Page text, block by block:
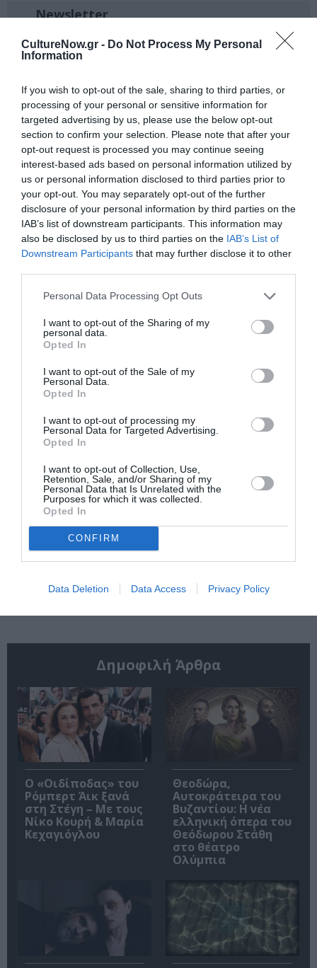
CultureNow.gr - Do Not Process My Personal
Information
If you wish to opt-out of the sale, sharing to third parties, or
processing of your personal or sensitive information for
targeted advertising by us, please use the below opt-out
section to confirm your selection. Please note that after your
opt-out request is processed you may continue seeing
interest-based ads based on personal information utilized by
us or personal information disclosed to third parties prior to
your opt-out. You may separately opt-out of the further
disclosure of your personal information by third parties on the
IAB’s list of downstream participants. This information may
also be disclosed by us to third parties on the IAB’s List of
Downstream Participants that may further disclose it to other
Personal Data Processing Opt Outs
I want to opt-out of the Sharing of my
personal data.
Opted In
I want to opt-out of the Sale of my
Personal Data.
Opted In
I want to opt-out of processing my
Personal Data for Targeted Advertising.
Opted In
I want to opt-out of Collection, Use,
Retention, Sale, and/or Sharing of my
Personal Data that Is Unrelated with the
Purposes for which it was collected.
Opted In
CONFIRM
Data Deletion Data Access Privacy Policy
Newsletter
την Τέχνη και τον Πολιτισμό!
Ακολουθήστε το Culturenow.gr
Σχετικά Άρθρα
Ο Αλέξανδρος
Βούλγαρης
σκηνοθετεί το
“Σουέλ” της Ιωάννας
Καρυστιάνη (teaser)
Doom στο
“Avengers:
Η απίστευτη
ιστορία του
Σιλβέστερ Σταλόνε
στο “I Play Rocky”
(πρώτο τρέιλερ)
Ο Πέδρο Πασκάλ
“Behemoth!” του
(teaser)
Δημοφιλή Άρθρα
O «Οιδίποδας» του
Ρόμπερτ Άικ ξανά
στη Στέγη – Με τους
Νίκο Κουρή & Μαρία
Κεχαγιόγλου
Θεοδώρα,
Αυτοκράτειρα του
Βυζαντίου: Η νέα
ελληνική όπερα του
Θεόδωρου Στάθη
στο θέατρο
Ολύμπια